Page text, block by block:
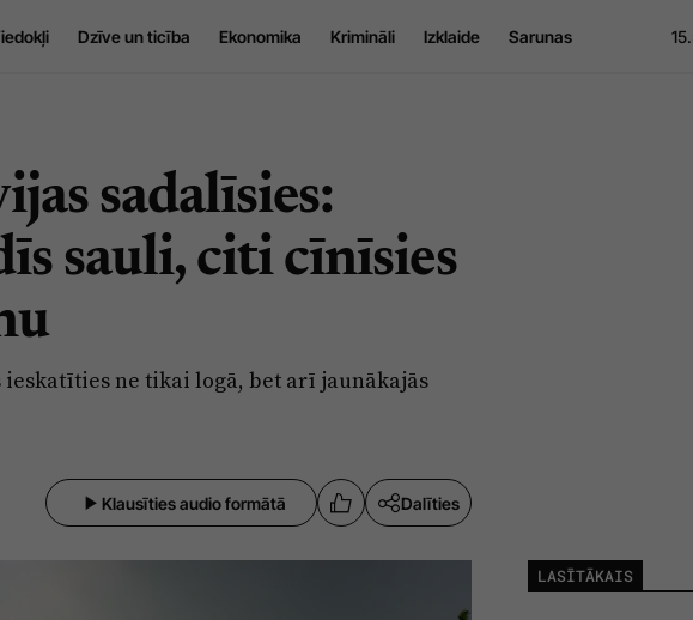
Dzīve un ticība Ekonomika Krimināli Izklaide Sarunas
sadalīsies:
sauli, citi cīnīsies
ieskatīties ne tikai logā, bet arī jaunākajās
Klausīties audio formātā Dalīties
LASĪTĀKAIS